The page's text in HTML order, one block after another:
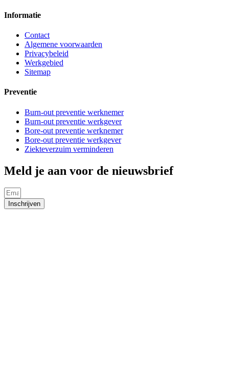
Informatie
Contact
Algemene voorwaarden
Privacybeleid
Werkgebied
Sitemap
Preventie
Burn-out preventie werknemer
Burn-out preventie werkgever
Bore-out preventie werknemer
Bore-out preventie werkgever
Ziekteverzuim verminderen
Meld je aan voor de nieuwsbrief
Inschrijven